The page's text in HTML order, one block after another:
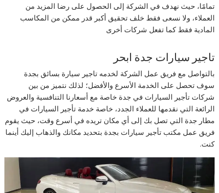
تمامًا، حيث نهدف في الشركة إلى الحصول على رضا المزيد من
العملاء، ولا نسعى فقط خلف تحقيق أكبر قدر ممكن من المكاسب
المادية فقط كما تفعل شركات أخرى
تاجير سيارات جدة ابحر
بالتواصل مع فريق عمل الشركة لخدمه تاجير سيارة بسائق بجدة
سوف تحصل على الخدمة الأسرع والأفضل؛ لذلك نتميز من بين
شركات تأجير السيارات في جدة خاصة مع أسعارنا التنافسية والعروض
الرائعة التي نقدمها للعملاء الجدد، خاصة خدمة تأجير السيارات في
مطار جدة التي تصل بك إلى أي مكان تريده في أسرع وقت، حيث يقوم
فريق عمل مكتب تأجير سيارات بجدة بتحديد مكانك والذهاب إليك أينما
كنت.